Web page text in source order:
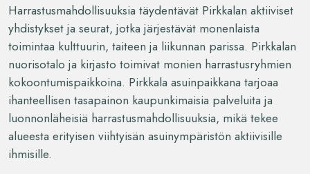
Harrastusmahdollisuuksia täydentävät Pirkkalan aktiiviset
yhdistykset ja seurat, jotka järjestävät monenlaista
toimintaa kulttuurin, taiteen ja liikunnan parissa. Pirkkalan
nuorisotalo ja kirjasto toimivat monien harrastusryhmien
kokoontumispaikkoina. Pirkkala asuinpaikkana tarjoaa
ihanteellisen tasapainon kaupunkimaisia palveluita ja
luonnonläheisiä harrastusmahdollisuuksia, mikä tekee
alueesta erityisen viihtyisän asuinympäristön aktiivisille
ihmisille.